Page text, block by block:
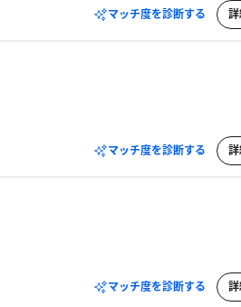
マッチ度を診断する
マッチ度を診断する
マッチ度を診断する